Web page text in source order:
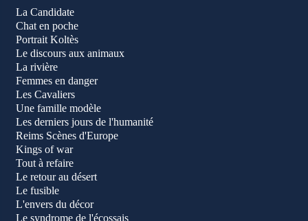
La Candidate
Chat en poche
Portrait Koltès
Le discours aux animaux
La rivière
Femmes en danger
Les Cavaliers
Une famille modèle
Les derniers jours de l'humanité
Reims Scènes d'Europe
Kings of war
Tout à refaire
Le retour au désert
Le fusible
L'envers du décor
Le syndrome de l'écossais